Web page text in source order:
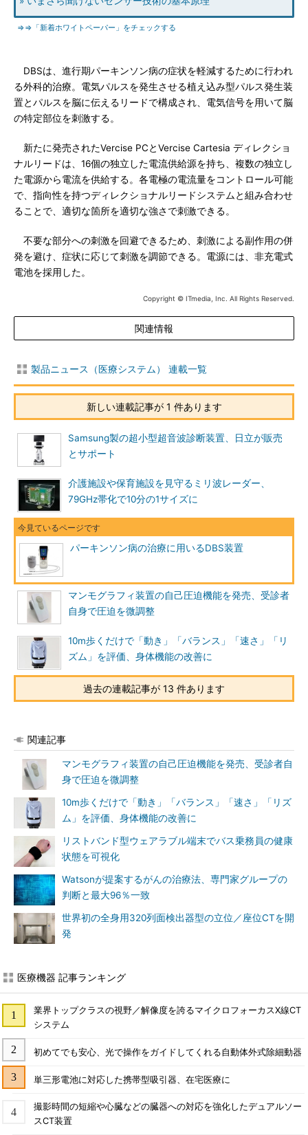
⇒⇒「新着ホワイトペーパー」をチェックする
DBSは、進行期パーキンソン病の症状を軽減するために行われ
る外科的治療。電気パルスを発生させる植え込み型パルス発生装
置とパルスを脳に伝えるリードで構成され、電気信号を用いて脳
の特定部位を刺激する。
新たに発売されたVercise PCとVercise Cartesia ディレクショ
ナルリードは、16個の独立した電流供給源を持ち、複数の独立し
た電源から電流を供給する。各電極の電流量をコントロール可能
で、指向性を持つディレクショナルリードシステムと組み合わせ
ることで、適切な箇所を適切な強さで刺激できる。
不要な部分への刺激を回避できるため、刺激による副作用の併
発を避け、症状に応じて刺激を調節できる。電源には、非充電式
電池を採用した。
Copyright © ITmedia, Inc. All Rights Reserved.
関連情報
製品ニュース（医療システム） 連載一覧
新しい連載記事が 1 件あります
Samsung製の超小型超音波診断装置、日立が販売
とサポート
介護施設や保育施設を見守るミリ波レーダー、
79GHz帯化で10分の1サイズに
パーキンソン病の治療に用いるDBS装置
マンモグラフィ装置の自己圧迫機能を発売、受診者
自身で圧迫を微調整
10m歩くだけで「動き」「バランス」「速さ」「リ
ズム」を評価、身体機能の改善に
過去の連載記事が 13 件あります
関連記事
マンモグラフィ装置の自己圧迫機能を発売、受診者自
身で圧迫を微調整
10m歩くだけで「動き」「バランス」「速さ」「リズ
ム」を評価、身体機能の改善に
リストバンド型ウェアラブル端末でバス乗務員の健康
状態を可視化
Watsonが提案するがんの治療法、専門家グループの
判断と最大96％一致
世界初の全身用320列面検出器型の立位／座位CTを開
発
医療機器 記事ランキング
業界トップクラスの視野／解像度を誇るマイクロフォーカスX線CT
システム
初めてでも安心、光で操作をガイドしてくれる自動体外式除細動器
単三形電池に対応した携帯型吸引器、在宅医療に
撮影時間の短縮や心臓などの臓器への対応を強化したデュアルソー
スCT装置